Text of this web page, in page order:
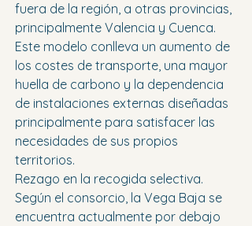
fuera de la región, a otras provincias,
principalmente Valencia y Cuenca.
Este modelo conlleva un aumento de
los costes de transporte, una mayor
huella de carbono y la dependencia
de instalaciones externas diseñadas
principalmente para satisfacer las
necesidades de sus propios
territorios.
Rezago en la recogida selectiva.
Según el consorcio, la Vega Baja se
encuentra actualmente por debajo